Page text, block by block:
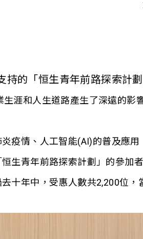
持的「恒生青年前路探索計
涯和人生道路產生了深遠的影
疫情、人工智能(AI)的普及應
生青年前路探索計劃」的參加
十年中，受惠人數共2,200位